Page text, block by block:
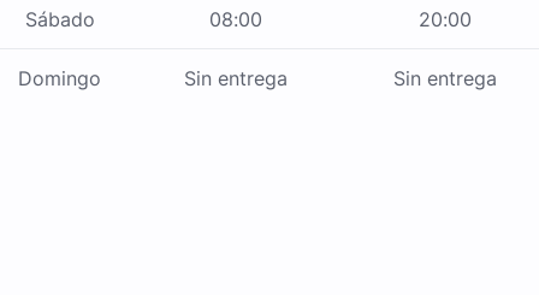
Sábado 08:00 20:00
Domingo Sin entrega Sin entrega